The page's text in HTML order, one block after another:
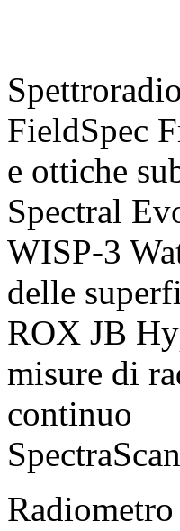
FieldSpec
e ottiche
Spectral
WISP-3
delle
ROX JB
misure di
continuo